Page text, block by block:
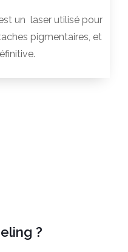
un laser utilisé pour
pigmentaires, et
?